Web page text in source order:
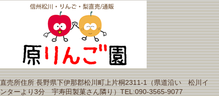
直売所住所 長野県下伊那郡松川町上片桐2311-1（県道沿い 松川イ
ンターより3分 宇寿田製菓さん隣り）TEL:090-3565-9077